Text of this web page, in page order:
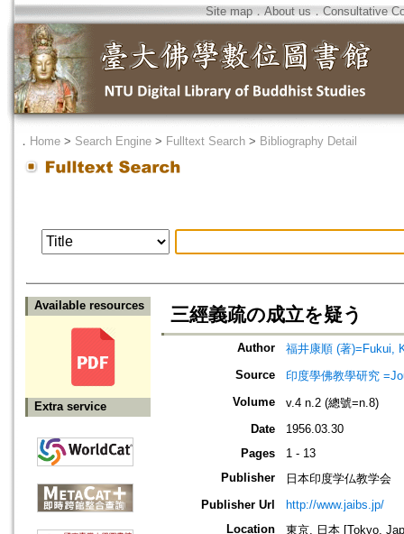
Site map．About us ． Consultative
． Home > Search Engine > Fulltext Search > Bibliography Detail
Available resources
Extra service
三經義疏の成立を疑う
Author
福井康順 (著)=Fukui,
Source
印度學佛教學研究
Volume
v.4 n.2 (總號=n.8)
Date
1956.03.30
Pages
1 - 13
Publisher
日本印度学仏教学会
Publisher Url
http://www.jaibs.jp/
Location
東京, 日本 [Tokyo,